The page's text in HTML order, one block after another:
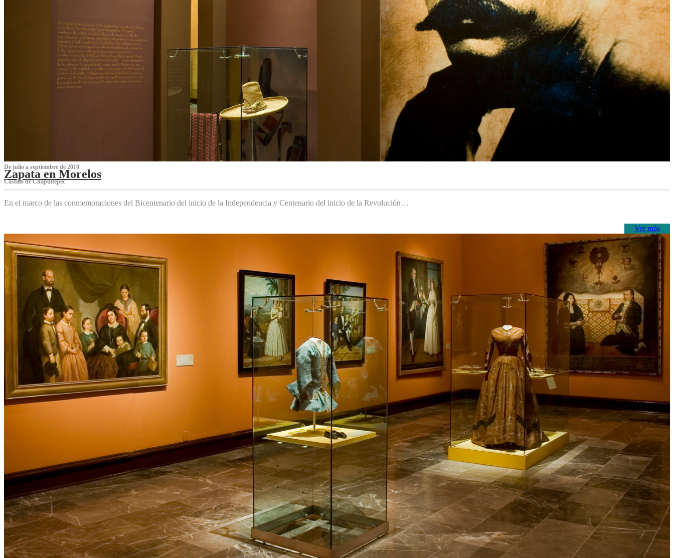
De julio a septiembre de 2010
Zapata en Morelos
Castillo de Chapultepec
En el marco de las conmemoraciones del Bicentenario del inicio de la Independencia y Centenario del inicio de la Revolución…
Ver más